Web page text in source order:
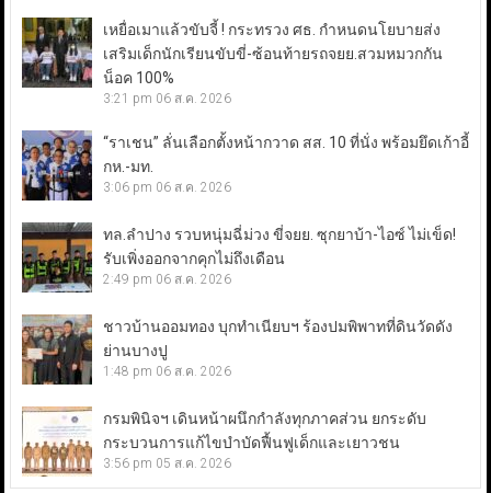
เหยื่อเมาแล้วขับจี้ ! กระทรวง ศธ. กำหนดนโยบายส่ง
เสริมเด็กนักเรียนขับขี่-ซ้อนท้ายรถจยย.สวมหมวกกัน
น็อค 100%
3:21 pm 06 ส.ค. 2026
“ราเชน” ลั่นเลือกตั้งหน้ากวาด สส. 10 ที่นั่ง พร้อมยึดเก้าอี้
กห.-มท.
3:06 pm 06 ส.ค. 2026
ทล.ลำปาง รวบหนุ่มฉี่ม่วง ขี่จยย. ซุกยาบ้า-ไอซ์ ไม่เข็ด!
รับเพิ่งออกจากคุกไม่ถึงเดือน
2:49 pm 06 ส.ค. 2026
ชาวบ้านออมทอง บุกทำเนียบฯ ร้องปมพิพาทที่ดินวัดดัง
ย่านบางปู
1:48 pm 06 ส.ค. 2026
กรมพินิจฯ เดินหน้าผนึกกำลังทุกภาคส่วน ยกระดับ
กระบวนการแก้ไขบำบัดฟื้นฟูเด็กและเยาวชน
3:56 pm 05 ส.ค. 2026